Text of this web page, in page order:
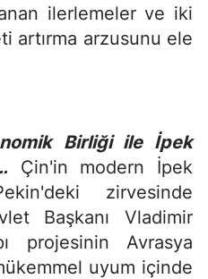
ilerlemeler ve iki
artırma arzusunu ele
Birliği ile İpek
Çin'in modern İpek
zirvesinde
Başkanı Vladimir
projesinin Avrasya
uyum içinde